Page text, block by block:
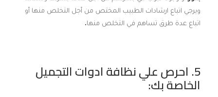
ويرجي اتباع ارشادات الطبيب المختص من أجل التخلص منها أو
اتباع عدة طرق تساهم في التخلص منها.
5. احرص علي نظافة ادوات التجميل
الخاصة بك: